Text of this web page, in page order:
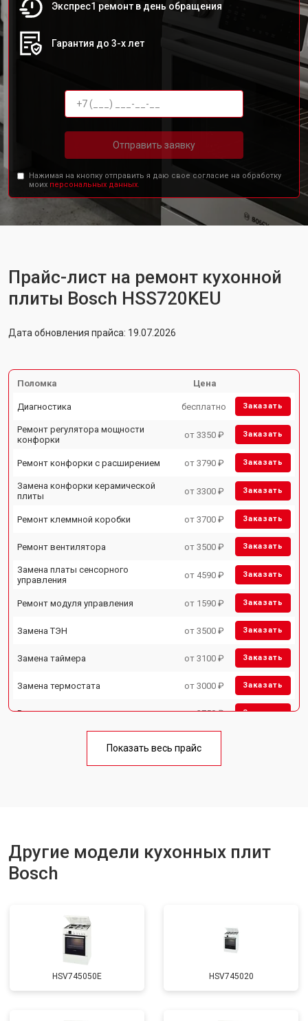
Экспрес1 ремонт в день обращения
Гарантия до 3-х лет
Отправить заявку
Нажимая на кнопку отправить я даю свое согласие на обработку
моих персональных данных.
Прайс-лист на ремонт кухонной
плиты Bosch HSS720KEU
Дата обновления прайса: 19.07.2026
Поломка Цена
Диагностика бесплатно Заказать
Ремонт регулятора мощности
конфорки
от 3350 ₽ Заказать
Ремонт конфорки с расширением от 3790 ₽ Заказать
Замена конфорки керамической
плиты
от 3300 ₽ Заказать
Ремонт клеммной коробки от 3700 ₽ Заказать
Ремонт вентилятора от 3500 ₽ Заказать
Замена платы сенсорного
управления
от 4590 ₽ Заказать
Ремонт модуля управления от 1590 ₽ Заказать
Замена ТЭН от 3500 ₽ Заказать
Замена таймера от 3100 ₽ Заказать
Замена термостата от 3000 ₽ Заказать
Ремонт электропроводки от 2750 ₽ Заказать
Ремонт чугунной конфорки от 2600 ₽
Показать весь прайс
Другие модели кухонных плит
Bosch
HSV745050E HSV745020